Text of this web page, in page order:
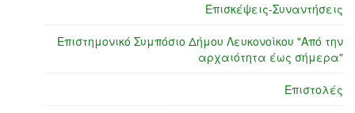
Επισκέψεις-Συναντήσεις
Επιστημονικό Συμπόσιο Δήμου Λευκονοίκου "Από την
αρχαιότητα έως σήμερα"
Επιστολές